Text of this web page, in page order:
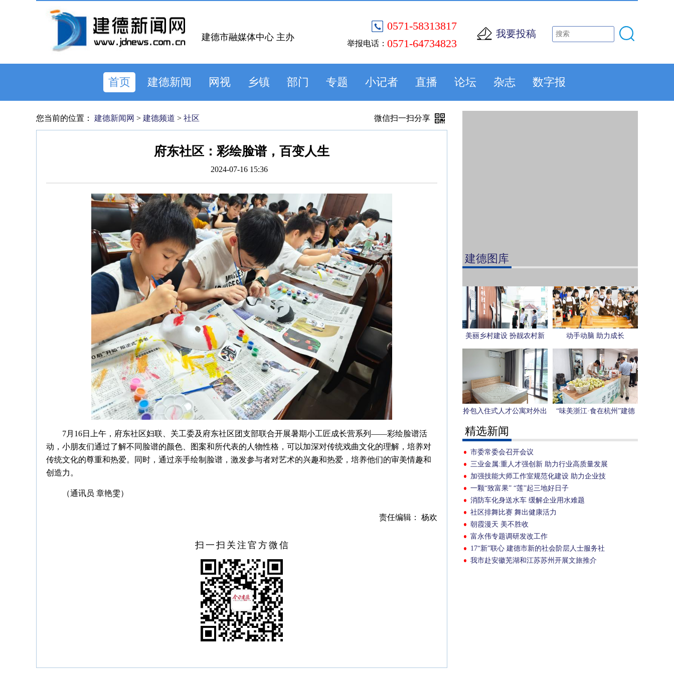
0571-58313817
举报电话： 0571-64734823
我要投稿
建德市融媒体中心 主办
首页 建德新闻 网视 乡镇 部门 专题 小记者 直播 论坛 杂志 数字报
建德图库
美丽乡村建设 扮靓农村新
貌
动手动脑 助力成长
拎包入住式人才公寓对外出
租 助力人才实现“安居梦”
“味美浙江·食在杭州”建德
精选新闻
市委常委会召开会议
三业金属:重人才强创新 助力行业高质量发展
加强技能大师工作室规范化建设 助力企业技
能人才培育
一颗“致富果” “莲”起三地好日子
消防车化身送水车 缓解企业用水难题
社区排舞比赛 舞出健康活力
朝霞漫天 美不胜收
富永伟专题调研发改工作
17“新”联心 建德市新的社会阶层人士服务社
会建功行动启动
我市赴安徽芜湖和江苏苏州开展文旅推介
您当前的位置： 建德新闻网 > 建德频道 > 社区 微信扫一扫分享
府东社区：彩绘脸谱，百变人生
2024-07-16 15:36
7月16日上午，府东社区妇联、关工委及府东社区团支部联合开展暑期小工匠成长营系列——彩绘脸谱活
动，小朋友们通过了解不同脸谱的颜色、图案和所代表的人物性格，可以加深对传统戏曲文化的理解，培养对
传统文化的尊重和热爱。同时，通过亲手绘制脸谱，激发参与者对艺术的兴趣和热爱，培养他们的审美情趣和
创造力。
（通讯员 章艳雯）
责任编辑： 杨欢
扫一扫关注官方微信